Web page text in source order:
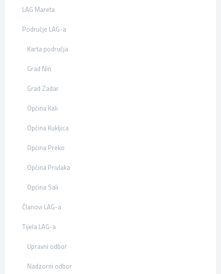
LAG Mareta
Područje LAG-a
Karta područja
Grad Nin
Grad Zadar
Općina Kali
Općina Kukljica
Općina Preko
Općina Privlaka
Općina Sali
Članovi LAG-a
Tijela LAG-a
Upravni odbor
Nadzorni odbor